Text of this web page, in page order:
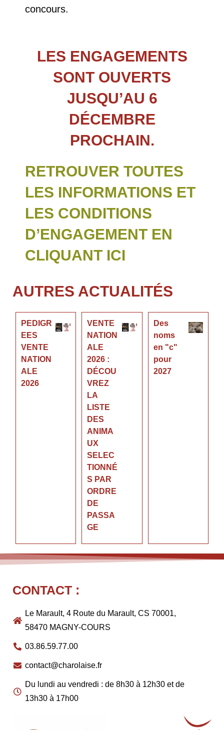
concours.
LES ENGAGEMENTS
SONT OUVERTS
JUSQU’AU 6
DÉCEMBRE
PROCHAIN.
RETROUVER TOUTES
LES INFORMATIONS ET
LES CONDITIONS
D’ENGAGEMENT EN
CLIQUANT ICI
AUTRES ACTUALITÉS
PEDIGR
EES
VENTE
NATION
ALE
2026
VENTE
NATION
ALE
2026 :
DÉCOU
VREZ
LA
LISTE
DES
ANIMA
UX
SELEC
TIONNÉ
S PAR
ORDRE
DE
PASSA
GE
Des
noms
en "c"
pour
2027
CONTACT :
Le Marault, 4 Route du Marault, CS 70001,
58470 MAGNY-COURS
03.86.59.77.00
contact@charolaise.fr
Du lundi au vendredi : de 8h30 à 12h30 et de
13h30 à 17h00